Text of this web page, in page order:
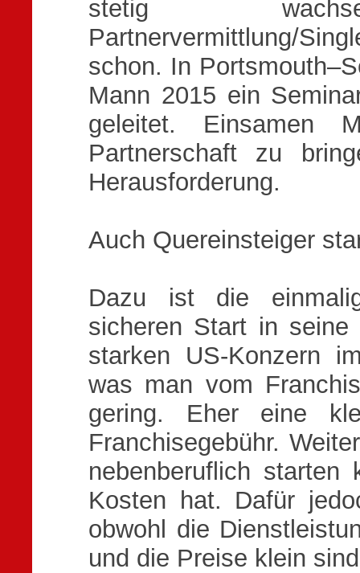
stetig
Partnervermittlung/
schon. In
Mann 2015 ein
geleitet. Einsamen
Partnerschaft zu
Herausforderung.
Auch Quereinsteiger
Dazu ist die
sicheren Start in
starken US-Konzern
was man vom
gering. Eher eine
Franchisegebühr.
nebenberuflich starten
Kosten hat. Dafür
obwohl die
und die Preise klein